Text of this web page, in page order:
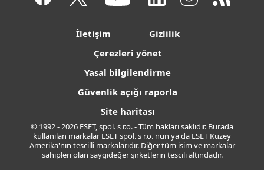
İletişim
Gizlilik
Çerezleri yönet
Yasal bilgilendirme
Güvenlik açığı raporla
Site haritası
© 1992 - 2026 ESET, spol. s r.o. - Tüm hakları saklıdır. Burada
kullanılan markalar ESET spol. s r.o.'nun ya da ESET Kuzey
Amerika'nın tescilli markalarıdır. Diğer tüm isim ve markalar
sahipleri olan saygıdeğer şirketlerin tescili altındadır.